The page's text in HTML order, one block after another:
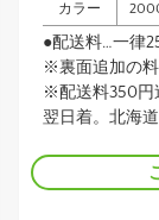
カラー
●配送料…一律
※裏面追加の
※配送料350円
翌日着。北海